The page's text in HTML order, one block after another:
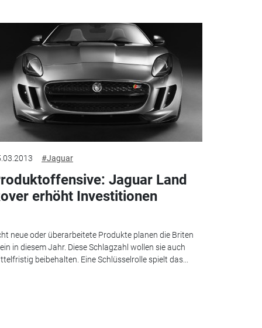
#Jaguar
Jaguar Land
erhöht Investitionen
neue oder überarbeitete Produkte planen die Briten
in diesem Jahr. Diese Schlagzahl wollen sie auch
beibehalten. Eine Schlüsselrolle spielt das...